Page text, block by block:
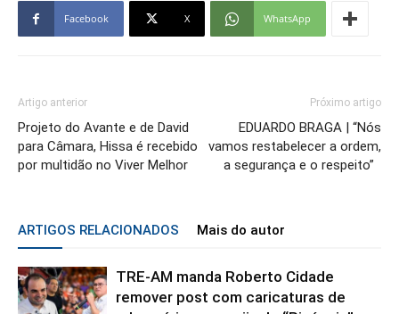
Facebook X WhatsApp
Artigo anterior
Projeto do Avante e de David
para Câmara, Hissa é recebido
por multidão no Viver Melhor
Próximo artigo
EDUARDO BRAGA | “Nós
vamos restabelecer a ordem,
a segurança e o respeito”
ARTIGOS RELACIONADOS Mais do autor
TRE-AM manda Roberto Cidade
remover post com caricaturas de